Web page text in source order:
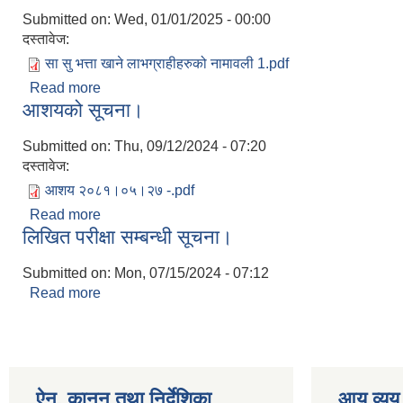
Submitted on: Wed, 01/01/2025 - 00:00
दस्तावेज:
सा सु भत्ता खाने लाभग्राहीहरुको नामावली 1.pdf
Read more
आशयको सूचना।
Submitted on: Thu, 09/12/2024 - 07:20
दस्तावेज:
आशय २०८१।०५।२७ -.pdf
Read more
लिखित परीक्षा सम्बन्धी सूचना।
Submitted on: Mon, 07/15/2024 - 07:12
Read more